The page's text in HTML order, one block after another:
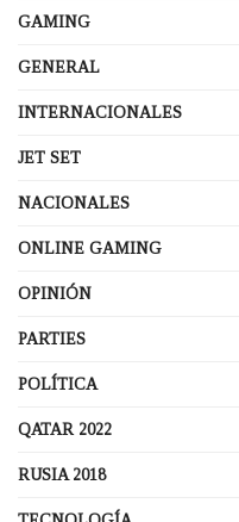
GAMING
GENERAL
INTERNACIONALES
JET SET
NACIONALES
ONLINE GAMING
OPINIÓN
PARTIES
POLÍTICA
QATAR 2022
RUSIA 2018